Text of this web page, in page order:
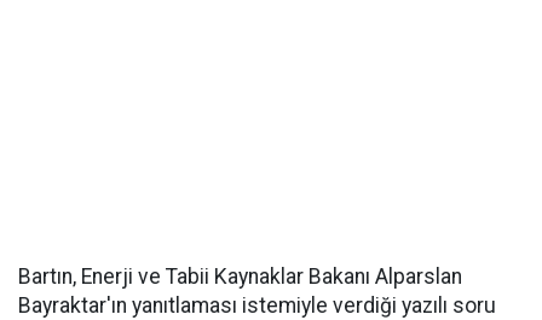
Bartın, Enerji ve Tabii Kaynaklar Bakanı Alparslan
Bayraktar'ın yanıtlaması istemiyle verdiği yazılı soru